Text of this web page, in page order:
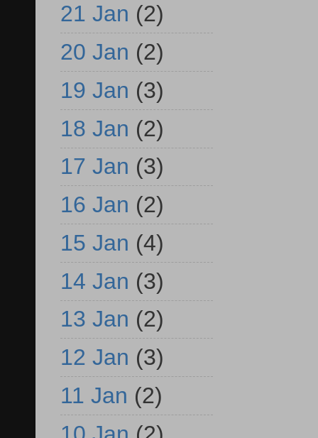
21 Jan (2)
20 Jan (2)
19 Jan (3)
18 Jan (2)
17 Jan (3)
16 Jan (2)
15 Jan (4)
14 Jan (3)
13 Jan (2)
12 Jan (3)
11 Jan (2)